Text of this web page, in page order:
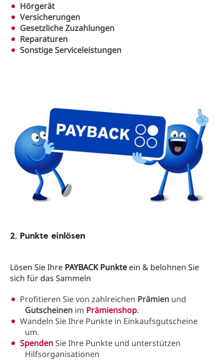
Hörgerät
Versicherungen
Gesetzliche Zuzahlungen
Reparaturen
Sonstige Serviceleistungen
2. Punkte einlösen
Lösen Sie Ihre PAYBACK Punkte ein & belohnen Sie
sich für das Sammeln
Profitieren Sie von zahlreichen Prämien und
Gutscheinen im Prämienshop.
Wandeln Sie Ihre Punkte in Einkaufsgutscheine
um.
SpendenSie Ihre Punkte und unterstützen
Hilfsorganisationen